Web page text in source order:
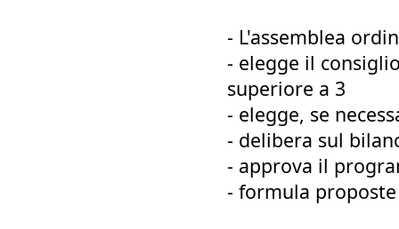
- L'assemblea
- elegge il
superiore a 3
- elegge, se
- delibera sul
- approva il
- formula